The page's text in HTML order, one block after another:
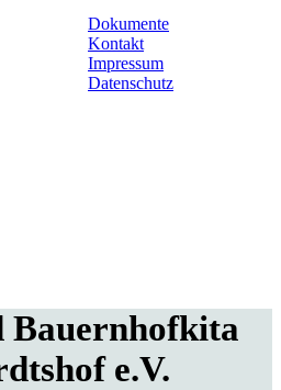
Dokumente
Kontakt
Impressum
Datenschutz
Bauernhofkita
e.V.